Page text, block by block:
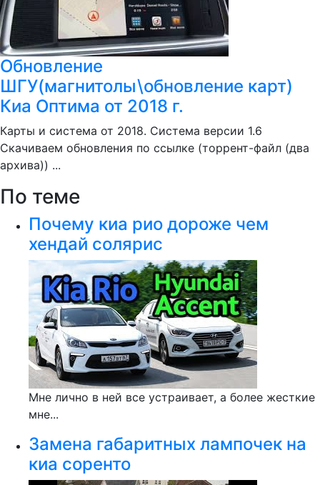
Обновление
ШГУ(магнитолы\обновление карт)
Киа Оптима от 2018 г.
Карты и система от 2018. Система версии 1.6
Скачиваем обновления по ссылке (торрент-файл (два
архива)) ...
По теме
Почему киа рио дороже чем
хендай солярис
Мне лично в ней все устраивает, а более жесткие
мне...
Замена габаритных лампочек на
киа соренто